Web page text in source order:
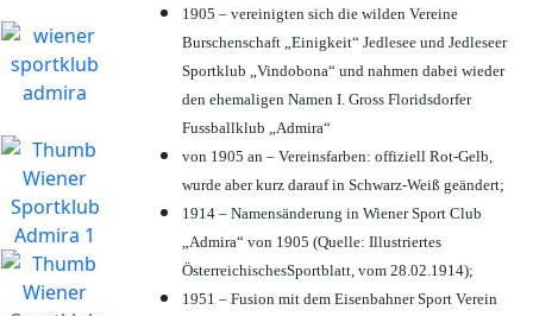
1905 – vereinigten sich die wilden Vereine
Burschenschaft „Einigkeit“ Jedlesee und Jedleseer
Sportklub „Vindobona“ und nahmen dabei wieder
den ehemaligen Namen I. Gross Floridsdorfer
Fussballklub „Admira“
von 1905 an – Vereinsfarben: offiziell Rot-Gelb,
wurde aber kurz darauf in Schwarz-Weiß geändert;
1914 – Namensänderung in Wiener Sport Club
„Admira“ von 1905 (Quelle: Illustriertes
ÖsterreichischesSportblatt, vom 28.02.1914);
1951 – Fusion mit dem Eisenbahner Sport Verein